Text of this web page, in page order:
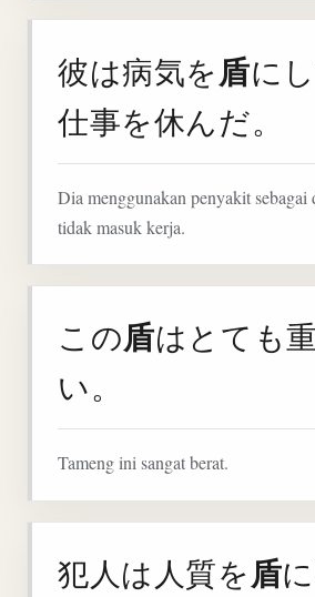
彼は病気を盾に
仕事を休んだ。
Dia menggunakan penyakit
tidak masuk kerja.
この盾はとても重
い。
Tameng ini sangat berat.
犯人は人質を盾